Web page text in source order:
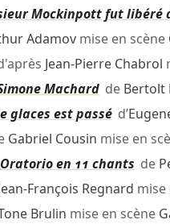
Mockinpott fut libéré
Adamovmise en scène
Jean-Pierre Chabrol
Machardde Bertolt
glaces est passéd’
Gabriel Cousin mise en
en 11 chants de
François Regnard mise
Brulin mise en scène